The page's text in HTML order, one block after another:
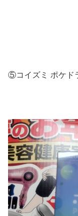
⑤コイズミ ポケド